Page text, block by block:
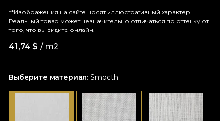
Выберите материал: Smooth
**Изображения на сайте носят иллюстративный характер.
Реальный товар может незначительно отличаться по оттенку от
того, что вы видите онлайн.
41,74 $ / m2